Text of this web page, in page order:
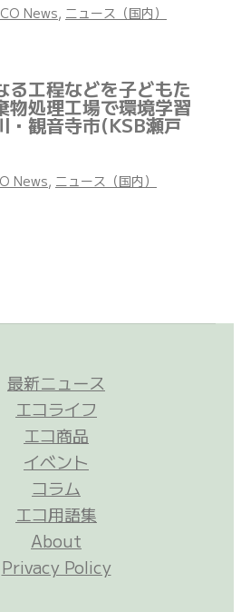
News, ニュース（国内）
る工程などを子どもた
処理工場で環境学習
観音寺市(KSB瀬戸
News, ニュース（国内）
最新ニュース
エコライフ
エコ商品
イベント
コラム
エコ用語集
About
Privacy Policy